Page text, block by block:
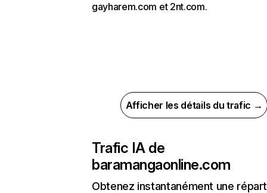
gayharem.com et 2nt.com.
Afficher les détails du trafic →
Trafic IA de
baramangaonline.com
Obtenez instantanément une